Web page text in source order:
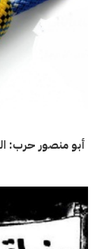
أبو منصور حرب: